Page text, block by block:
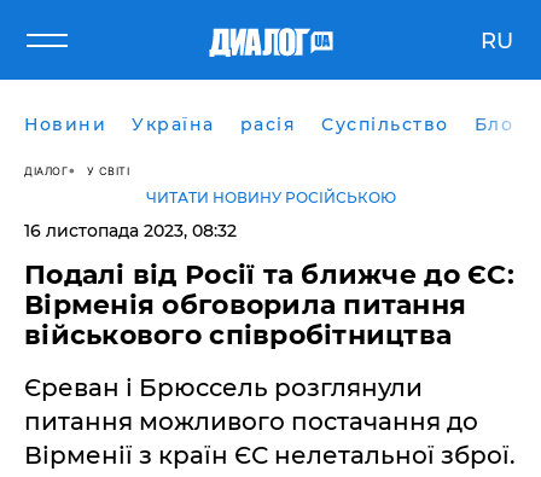
RU
Новини Україна расія Суспільство Блоги
ДІАЛОГ У СВІТІ
ЧИТАТИ НОВИНУ РОСІЙСЬКОЮ
16 листопада 2023, 08:32
Подалі від Росії та ближче до ЄС:
Вірменія обговорила питання
військового співробітництва
Єреван і Брюссель розглянули
питання можливого постачання до
Вірменії з країн ЄС нелетальної зброї.